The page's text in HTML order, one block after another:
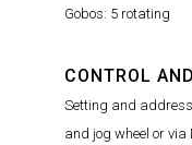
Gobos: 5 rotating
CONTROL
Setting and
and jog wheel or via